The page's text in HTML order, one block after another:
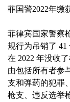
菲国警2022年缴
菲律宾国家警察
规行为吊销了 41
在 2022 年没收
由包括所有者参
支和弹药的犯罪
枪支、违反选举